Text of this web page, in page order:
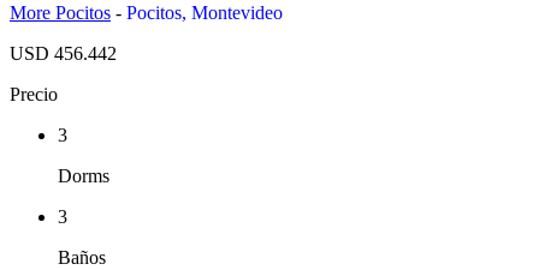
More Pocitos - Pocitos, Montevideo
USD 456.442
Precio
3
Dorms
3
Baños